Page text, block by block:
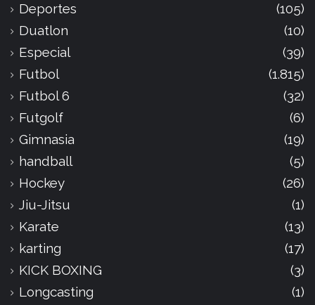
Deportes
(105)
Duatlon
(10)
Especial
(39)
Futbol
(1.815)
Futbol 6
(32)
Futgolf
(6)
Gimnasia
(19)
handball
(5)
Hockey
(26)
Jiu-Jitsu
(1)
Karate
(13)
karting
(17)
KICK BOXING
(3)
Longcasting
(1)